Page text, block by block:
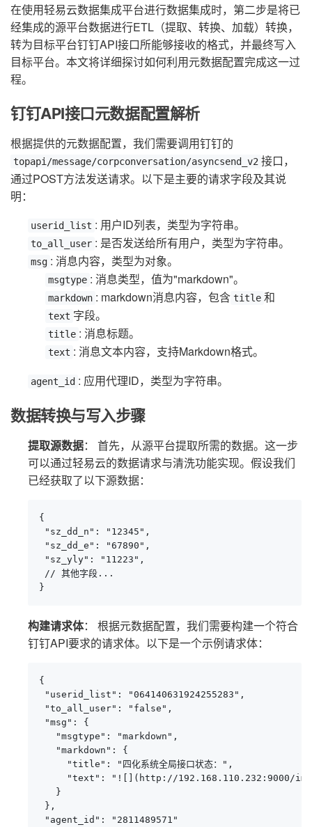
在使用轻易云数据集成平台进行数据集成时，第二步是将已
经集成的源平台数据进行ETL（提取、转换、加载）转换，
转为目标平台钉钉API接口所能够接收的格式，并最终写入
目标平台。本文将详细探讨如何利用元数据配置完成这一过
程。
钉钉API接口元数据配置解析
根据提供的元数据配置，我们需要调用钉钉的
topapi/message/corpconversation/asyncsend_v2 接口，
通过POST方法发送请求。以下是主要的请求字段及其说
明：
userid_list : 用户ID列表，类型为字符串。
to_all_user : 是否发送给所有用户，类型为字符串。
msg : 消息内容，类型为对象。
msgtype : 消息类型，值为"markdown"。
markdown : markdown消息内容，包含 title 和
text 字段。
title : 消息标题。
text : 消息文本内容，支持Markdown格式。
agent_id : 应用代理ID，类型为字符串。
数据转换与写入步骤
提取源数据： 首先，从源平台提取所需的数据。这一步
可以通过轻易云的数据请求与清洗功能实现。假设我们
已经获取了以下源数据：
{
"sz_dd_n": "12345",
"sz_dd_e": "67890",
"sz_yly": "11223",
// 其他字段...
}
构建请求体： 根据元数据配置，我们需要构建一个符合
钉钉API要求的请求体。以下是一个示例请求体：
{
"userid_list": "064140631924255283",
"to_all_user": "false",
"msg": {
   "msgtype": "markdown",
   "markdown": {
     "title": "四化系统全局接口状态：",
"text": "![](http://192.168.110.232:9000/
   }
},
"agent_id": "2811489571"